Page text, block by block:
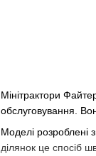
Мінітрактори
обслуговування.
Моделі розроблені
ділянок це спосіб